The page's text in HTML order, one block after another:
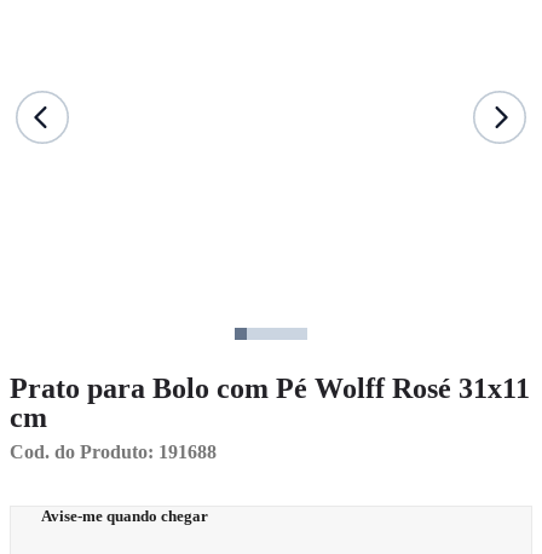
Prato para Bolo com Pé Wolff Rosé 31x11
cm
Cod. do Produto: 191688
Avise-me quando chegar